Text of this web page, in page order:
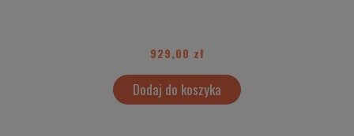
929,00 zł
Dodaj do koszyka